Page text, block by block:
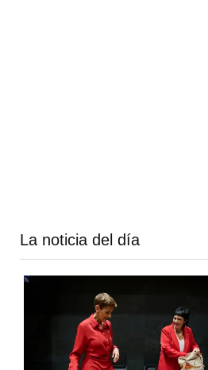
La noticia del día